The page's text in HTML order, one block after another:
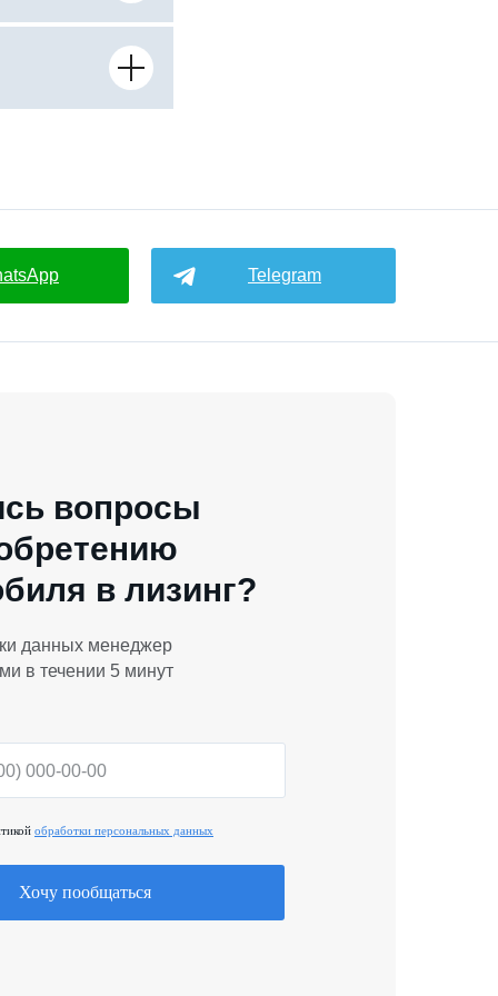
Telegram
обработки персональных данных
Хочу пообщаться
вопросы
в лизинг?
данных менеджер
в течении 5 минут